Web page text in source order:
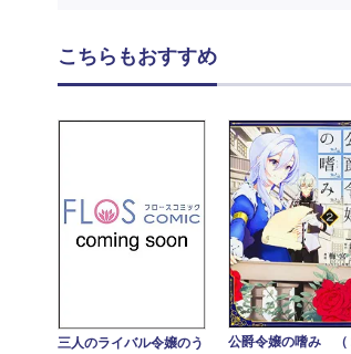
こちらもおすすめ
三人のライバル令嬢のう
公爵令嬢の嗜み （